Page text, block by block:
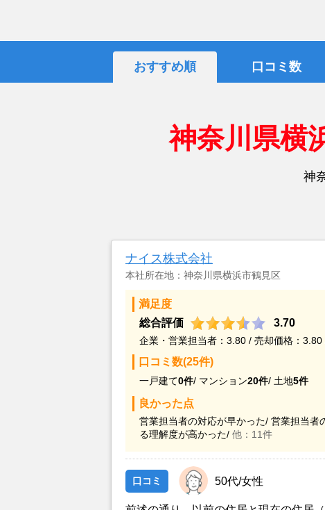
おすすめ順 口コミ数
神奈川県横
神
ナイス株式会社
本社所在地：神奈川県横浜市鶴見区
満足度
総合評価
3.70
企業・営業担当者：3.80 / 売却価格：
口コミ数(25件)
一戸建て0件/ マンション20件/ 土地5件
良かった点
営業担当者の対応が早かった/ 営業担当者
る理解度が高かった/ 他：11件
口コミ 50代/女性